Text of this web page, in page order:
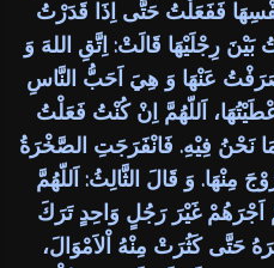
فَفَعَلْتُ حَتَّى اِذَا قَدَرْتُ
بَيْنَ رِجْلَيْهَا قَالَتْ: اِتَّقِ اللهَ وَ
عَنْهَا وَ هِيَ اَحَبُّ النَّاسِ
اَللّهُمَّ اِنْ كُنْتُ فَعَلْتُ
نَحْنُ فِيْهِ. فَانْفَرَجَتِ الصَّخْرَةُ
مِنْهَا. وَ قَالَ الثَّالِثُ: اَللّهُمَّ
اَجْرَهُمْ غَيْرَ رَجُلٍ وَاحِدٍ تَرَكَ
حَتَّى كَثُرَتْ مِنْهُ اْلاَمْوَالَ،